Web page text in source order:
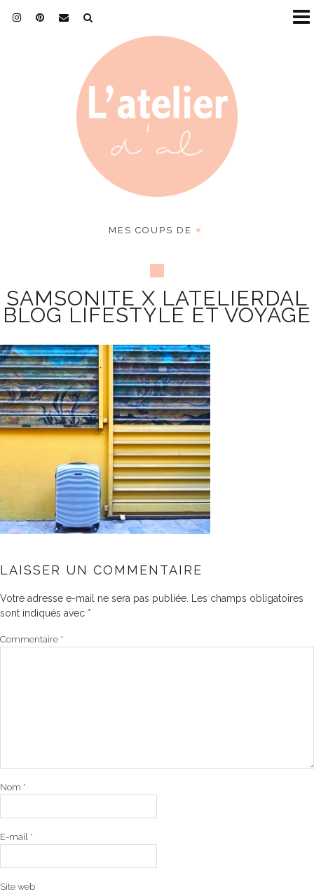
MES COUPS DE ♥
SAMSONITE X LATELIERDAL
BLOG LIFESTYLE ET VOYAGE
LAISSER UN COMMENTAIRE
Votre adresse e-mail ne sera pas publiée.
Les champs obligatoires
sont indiqués avec *
Commentaire *
Nom *
E-mail *
Site web